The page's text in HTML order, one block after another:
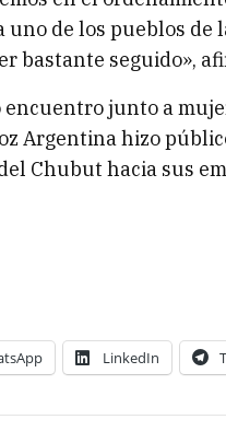
de los pueblos de
bastante seguido»,
junto a
Argentina hizo
Chubut hacia sus
LinkedIn